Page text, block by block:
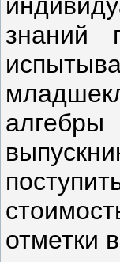
знаний
отметки